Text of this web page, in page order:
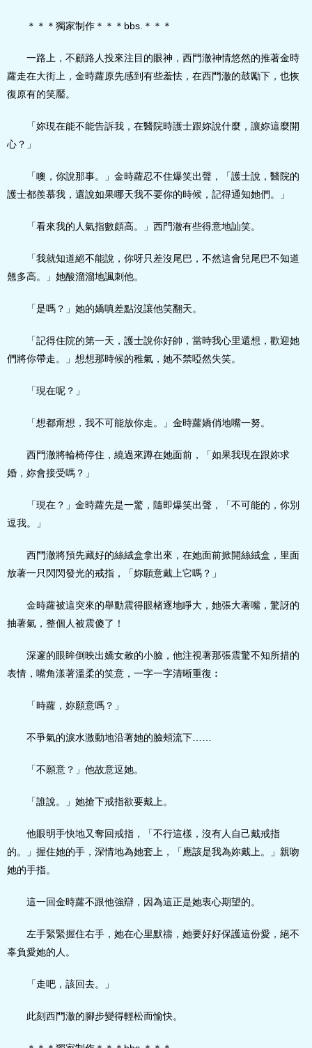
＊＊＊獨家制作＊＊＊bbs.＊＊＊
一路上，不顧路人投來注目的眼神，西門澈神情悠然的推著金時
蘿走在大街上，金時蘿原先感到有些羞怯，在西門澈的鼓勵下，也恢
復原有的笑靨。
「妳現在能不能告訴我，在醫院時護士跟妳說什麼，讓妳這麼開
心？」
「噢，你說那事。」金時蘿忍不住爆笑出聲，「護士說，醫院的
護士都羨慕我，還說如果哪天我不要你的時候，記得通知她們。」
「看來我的人氣指數頗高。」西門澈有些得意地訕笑。
「我就知道絕不能說，你呀只差沒尾巴，不然這會兒尾巴不知道
翹多高。」她酸溜溜地諷刺他。
「是嗎？」她的嬌嗔差點沒讓他笑翻天。
「記得住院的第一天，護士說你好帥，當時我心里還想，歡迎她
們將你帶走。」想想那時候的稚氣，她不禁啞然失笑。
「現在呢？」
「想都甭想，我不可能放你走。」金時蘿嬌俏地嘴一努。
西門澈將輪椅停住，繞過來蹲在她面前，「如果我現在跟妳求
婚，妳會接受嗎？」
「現在？」金時蘿先是一驚，隨即爆笑出聲，「不可能的，你別
逗我。」
西門澈將預先藏好的絲絨盒拿出來，在她面前掀開絲絨盒，里面
放著一只閃閃發光的戒指，「妳願意戴上它嗎？」
金時蘿被這突來的舉動震得眼楮逐地睜大，她張大著嘴，驚訝的
抽著氣，整個人被震傻了！
深邃的眼眸倒映出嬌女敕的小臉，他注視著那張震驚不知所措的
表情，嘴角漾著溫柔的笑意，一字一字清晰重復︰
「時蘿，妳願意嗎？」
不爭氣的淚水激動地沿著她的臉頰流下……
「不願意？」他故意逗她。
「誰說。」她搶下戒指欲要戴上。
他眼明手快地又奪回戒指，「不行這樣，沒有人自己戴戒指
的。」握住她的手，深情地為她套上，「應該是我為妳戴上。」親吻
她的手指。
這一回金時蘿不跟他強辯，因為這正是她衷心期望的。
左手緊緊握住右手，她在心里默禱，她要好好保護這份愛，絕不
辜負愛她的人。
「走吧，該回去。」
此刻西門澈的腳步變得輕松而愉快。